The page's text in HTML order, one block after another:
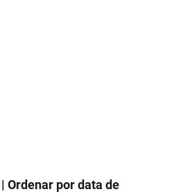
| Ordenar por data de